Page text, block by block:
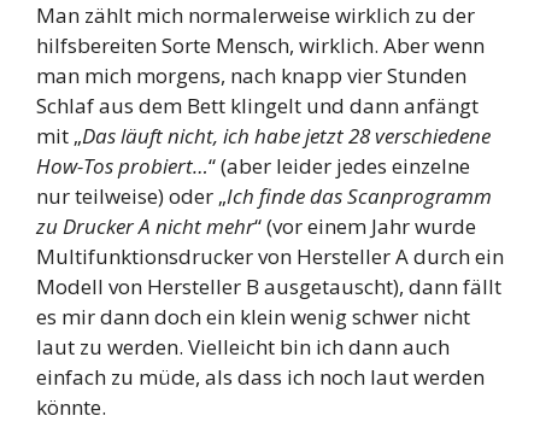
Man zählt mich normalerweise wirklich zu der
hilfsbereiten Sorte Mensch, wirklich. Aber wenn
man mich morgens, nach knapp vier Stunden
Schlaf aus dem Bett klingelt und dann anfängt
mit „Das läuft nicht, ich habe jetzt 28 verschiedene
How-Tos probiert…“ (aber leider jedes einzelne
nur teilweise) oder „Ich finde das Scanprogramm
zu Drucker A nicht mehr“ (vor einem Jahr wurde
Multifunktionsdrucker von Hersteller A durch ein
Modell von Hersteller B ausgetauscht), dann fällt
es mir dann doch ein klein wenig schwer nicht
laut zu werden. Vielleicht bin ich dann auch
einfach zu müde, als dass ich noch laut werden
könnte.